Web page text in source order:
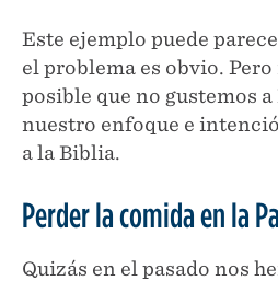
Este ejemplo puede
el problema es obvio.
posible que no gustemos
nuestro enfoque e
a la Biblia.
Perder la comida en la
Quizás en el pasado nos